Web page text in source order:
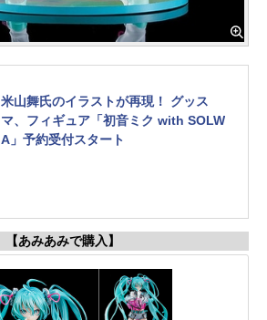
米山舞氏のイラストが再現！ グッス
マ、フィギュア「初音ミク with SOLW
A」予約受付スタート
【あみあみで購入】